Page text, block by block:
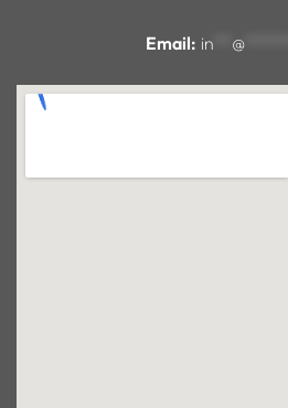
Email: in @******